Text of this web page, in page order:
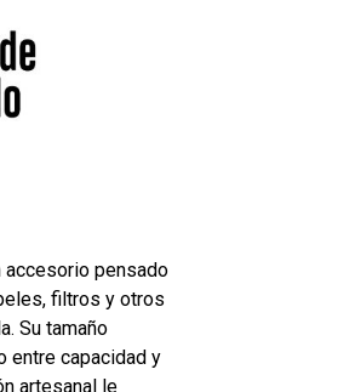
accesorio pensado
filtros y otros
Su tamaño
entre capacidad y
artesanal le